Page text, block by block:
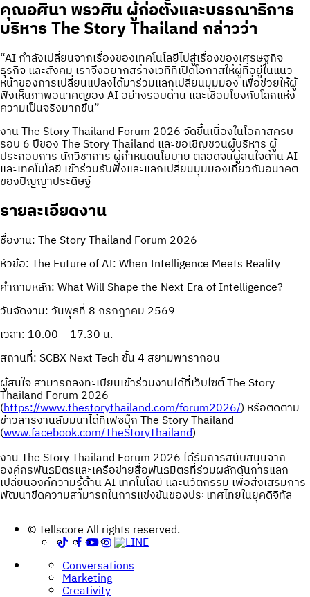
คุณอศินา พรวศิน ผู้ก่อตั้งและบรรณาธิการ
บริหาร The Story Thailand กล่าวว่า
“AI กำลังเปลี่ยนจากเรื่องของเทคโนโลยีไปสู่เรื่องของเศรษฐกิจ
ธุรกิจ และสังคม เราจึงอยากสร้างเวทีที่เปิดโอกาสให้ผู้ที่อยู่ในแนว
หน้าของการเปลี่ยนแปลงได้มาร่วมแลกเปลี่ยนมุมมอง เพื่อช่วยให้ผู้
ฟังเห็นภาพอนาคตของ AI อย่างรอบด้าน และเชื่อมโยงกับโลกแห่ง
ความเป็นจริงมากขึ้น”
งาน The Story Thailand Forum 2026 จัดขึ้นเนื่องในโอกาสครบ
รอบ 6 ปีของ The Story Thailand และขอเชิญชวนผู้บริหาร ผู้
ประกอบการ นักวิชาการ ผู้กำหนดนโยบาย ตลอดจนผู้สนใจด้าน AI
และเทคโนโลยี เข้าร่วมรับฟังและแลกเปลี่ยนมุมมองเกี่ยวกับอนาคต
ของปัญญาประดิษฐ์
รายละเอียดงาน
ชื่องาน: The Story Thailand Forum 2026
หัวข้อ: The Future of AI: When Intelligence Meets Reality
คำถามหลัก: What Will Shape the Next Era of Intelligence?
วันจัดงาน: วันพุธที่ 8 กรกฎาคม 2569
เวลา: 10.00 – 17.30 น.
สถานที่: SCBX Next Tech ชั้น 4 สยามพารากอน
ผู้สนใจ สามารถลงทะเบียนเข้าร่วมงานได้ที่เว็บไซต์ The Story
Thailand Forum 2026
(https://www.thestorythailand.com/forum2026/) หรือติดตาม
ข่าวสารงานสัมมนาได้ที่เฟซบุ๊ก The Story Thailand
(www.facebook.com/TheStoryThailand)
งาน The Story Thailand Forum 2026 ได้รับการสนับสนุนจาก
องค์กรพันธมิตรและเครือข่ายสื่อพันธมิตรที่ร่วมผลักดันการแลก
เปลี่ยนองค์ความรู้ด้าน AI เทคโนโลยี และนวัตกรรม เพื่อส่งเสริมการ
พัฒนาขีดความสามารถในการแข่งขันของประเทศไทยในยุคดิจิทัล
Post
navigation
© Tellscore All rights reserved.
Conversations
Marketing
Creativity